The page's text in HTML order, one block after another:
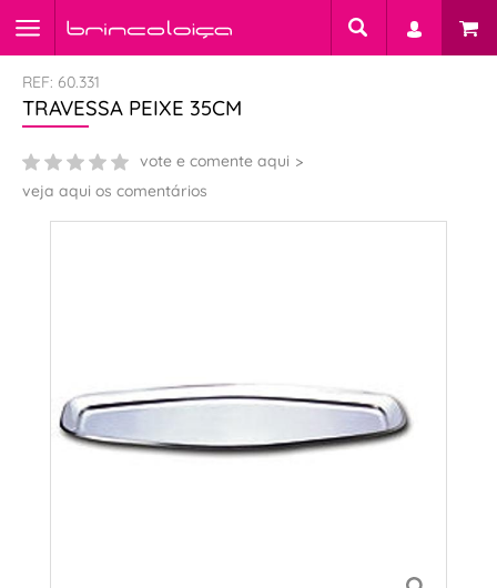
REF: 60.331
TRAVESSA PEIXE 35CM
vote e comente aqui
veja aqui os comentários